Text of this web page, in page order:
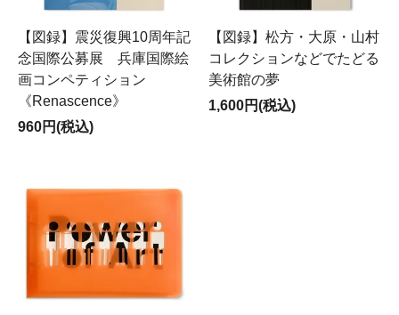
【図録】震災復興10周年記
念国際公募展 兵庫国際絵
画コンペティション
《Renascence》
960円(税込)
【図録】松方・大原・山村
コレクションなどでたどる
美術館の夢
1,600円(税込)